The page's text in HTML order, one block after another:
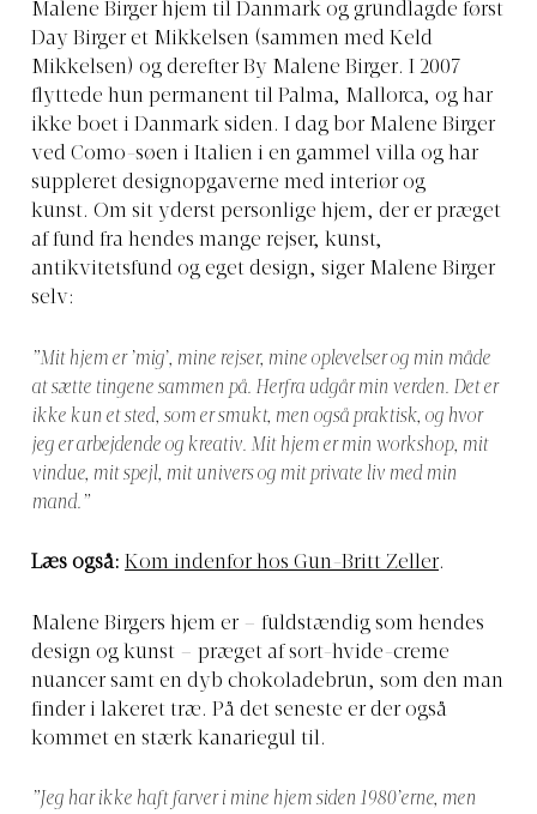
Malene Birger hjem til Danmark og grundlagde først
Day Birger et Mikkelsen (sammen med Keld
Mikkelsen) og derefter By Malene Birger. I 2007
flyttede hun permanent til Palma, Mallorca, og har
ikke boet i Danmark siden. I dag bor Malene Birger
ved Como-søen i Italien i en gammel villa og har
suppleret designopgaverne med interiør og
kunst. Om sit yderst personlige hjem, der er præget
af fund fra hendes mange rejser, kunst,
antikvitetsfund og eget design, siger Malene Birger
selv:
”Mit hjem er ’mig’, mine rejser, mine oplevelser og min måde
at sætte tingene sammen på. Herfra udgår min verden. Det er
ikke kun et sted, som er smukt, men også praktisk, og hvor
jeg er arbejdende og kreativ. Mit hjem er min workshop, mit
vindue, mit spejl, mit univers og mit private liv med min
mand.”
Læs også: Kom indenfor hos Gun-Britt Zeller.
Malene Birgers hjem er – fuldstændig som hendes
design og kunst – præget af sort-hvide-creme
nuancer samt en dyb chokoladebrun, som den man
finder i lakeret træ. På det seneste er der også
kommet en stærk kanariegul til.
”Jeg har ikke haft farver i mine hjem siden 1980’erne, men